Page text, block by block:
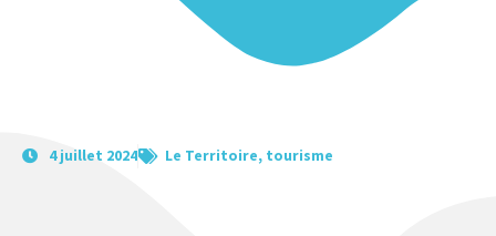
4 juillet 2024 Le Territoire, tourisme